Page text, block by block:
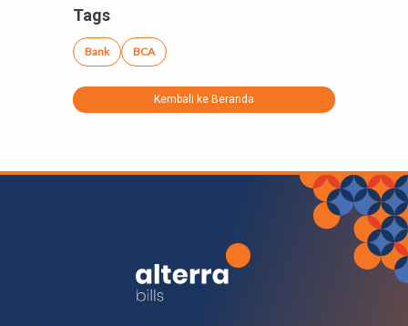
Tags
Bank BCA
Kembali ke Beranda